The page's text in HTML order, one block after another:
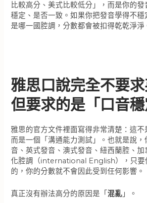
比較高分、美式比較低分」，而是你的
穩定、是否一致。如果你把發音學得不
是哪一國腔調，分數都會被扣得乾乾淨淨
雅思口說完全不要求
但要求的是「口音穩
雅思的官方文件裡面寫得非常清楚：這不
而是一個「溝通能力測試」。也就是說，
音、英式發音、澳式發音、紐西蘭腔、
化腔調（international English），只要
的，你的分數就不會因此受到任何影響。
真正沒有辦法高分的原因是「混亂 」。